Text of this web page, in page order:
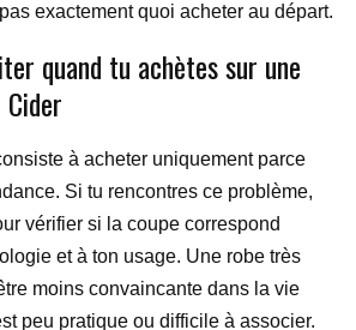
exactement quoi acheter au départ.
quand tu achètes sur une
à acheter uniquement parce
Si tu rencontres ce problème,
vérifier si la coupe correspond
et à ton usage. Une robe très
moins convaincante dans la vie
peu pratique ou difficile à associer.